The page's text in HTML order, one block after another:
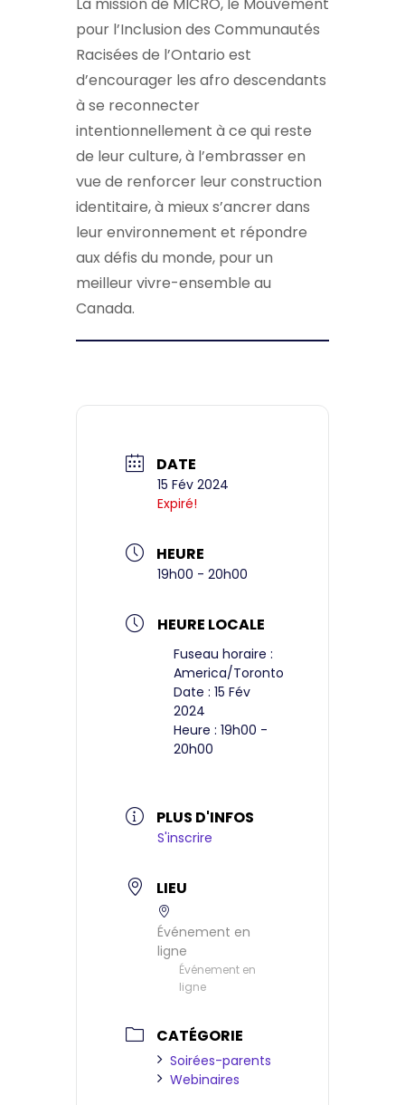
La mission de MICRO, le Mouvement
pour l’Inclusion des Communautés
Racisées de l’Ontario est
d’encourager les afro descendants
à se reconnecter
intentionnellement à ce qui reste
de leur culture, à l’embrasser en
vue de renforcer leur construction
identitaire, à mieux s’ancrer dans
leur environnement et répondre
aux défis du monde, pour un
meilleur vivre-ensemble au
Canada.
DATE
15 Fév 2024
Expiré!
HEURE
19h00 - 20h00
HEURE LOCALE
Fuseau horaire :
America/Toronto
Date : 15 Fév
2024
Heure : 19h00 -
20h00
PLUS D'INFOS
S'inscrire
LIEU
Événement en
ligne
Événement en
ligne
CATÉGORIE
Soirées-parents
Webinaires